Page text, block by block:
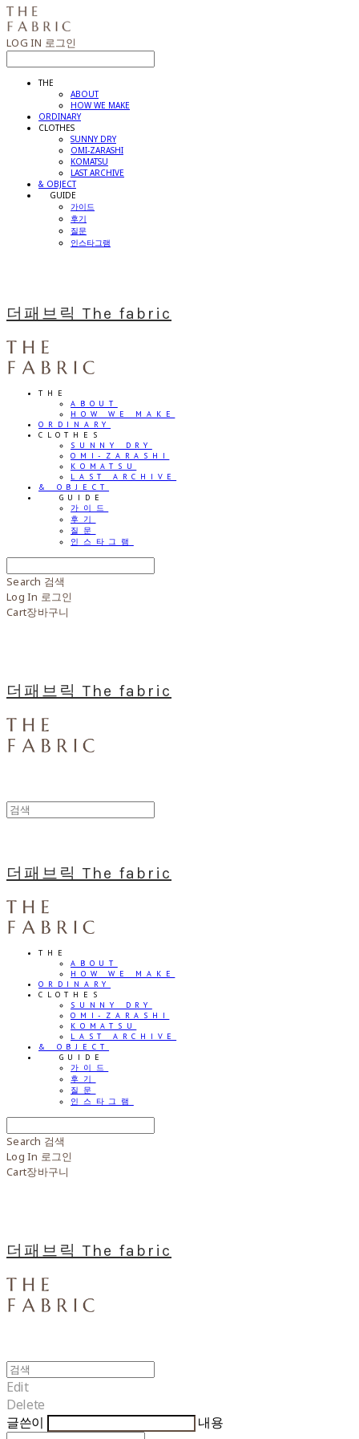
LOG IN 로그인
THE
ABOUT
HOW WE MAKE
ORDINARY
CLOTHES
SUNNY DRY
OMI-ZARASHI
KOMATSU
LAST ARCHIVE
& OBJECT
⠀⠀GUIDE
가이드
후기
질문
인스타그램
더패브릭 The fabric
THE
ABOUT
HOW WE MAKE
ORDINARY
CLOTHES
SUNNY DRY
OMI-ZARASHI
KOMATSU
LAST ARCHIVE
& OBJECT
⠀⠀GUIDE
가이드
후기
질문
인스타그램
Search 검색
Log In 로그인
Cart장바구니
더패브릭 The fabric
더패브릭 The fabric
THE
ABOUT
HOW WE MAKE
ORDINARY
CLOTHES
SUNNY DRY
OMI-ZARASHI
KOMATSU
LAST ARCHIVE
& OBJECT
⠀⠀GUIDE
가이드
후기
질문
인스타그램
Search 검색
Log In 로그인
Cart장바구니
더패브릭 The fabric
Edit
Delete
글쓴이
내용